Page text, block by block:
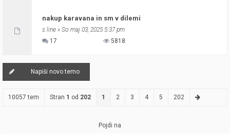
nakup karavana in sm v dilemi
s line » So maj 03, 2025 5:37 pm
17
5818
Napiši novo temo
10057 tem Stran 1 od 202 1 2 3 4 5 202
Pojdi na